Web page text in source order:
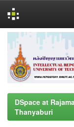
navigation
DSpace at
Thanyaburi